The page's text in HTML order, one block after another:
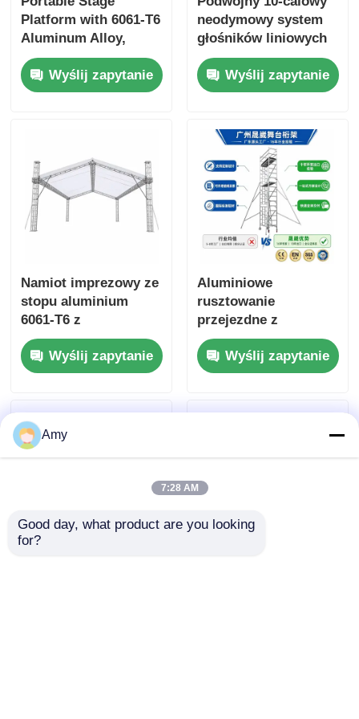
Platform with 6061-T6
Aluminum Alloy,
500kg/m² Load
Capacity, and Tool-
Free Quick Assembly
Wyślij zapytanie
neodymowy system
głośników liniowych
z ręczną podstawką
pod wyciągarkę i 4-
punktową podstawą
zapewniającą dźwięk
Pro Audio
Wyślij zapytanie
Namiot imprezowy ze
stopu aluminium
6061-T6 z
wodoodpornym
dachem z PCV i
modułową, przenośną
Wyślij zapytanie
Aluminiowe
rusztowanie
przejezdne z
certyfikatem CE
EN1004 ze stopu
aluminium 6061-T6 i
wysokością 6-12 m
Wyślij zapytanie
Amy
7:28 AM
Good day, what product are you looking
for?